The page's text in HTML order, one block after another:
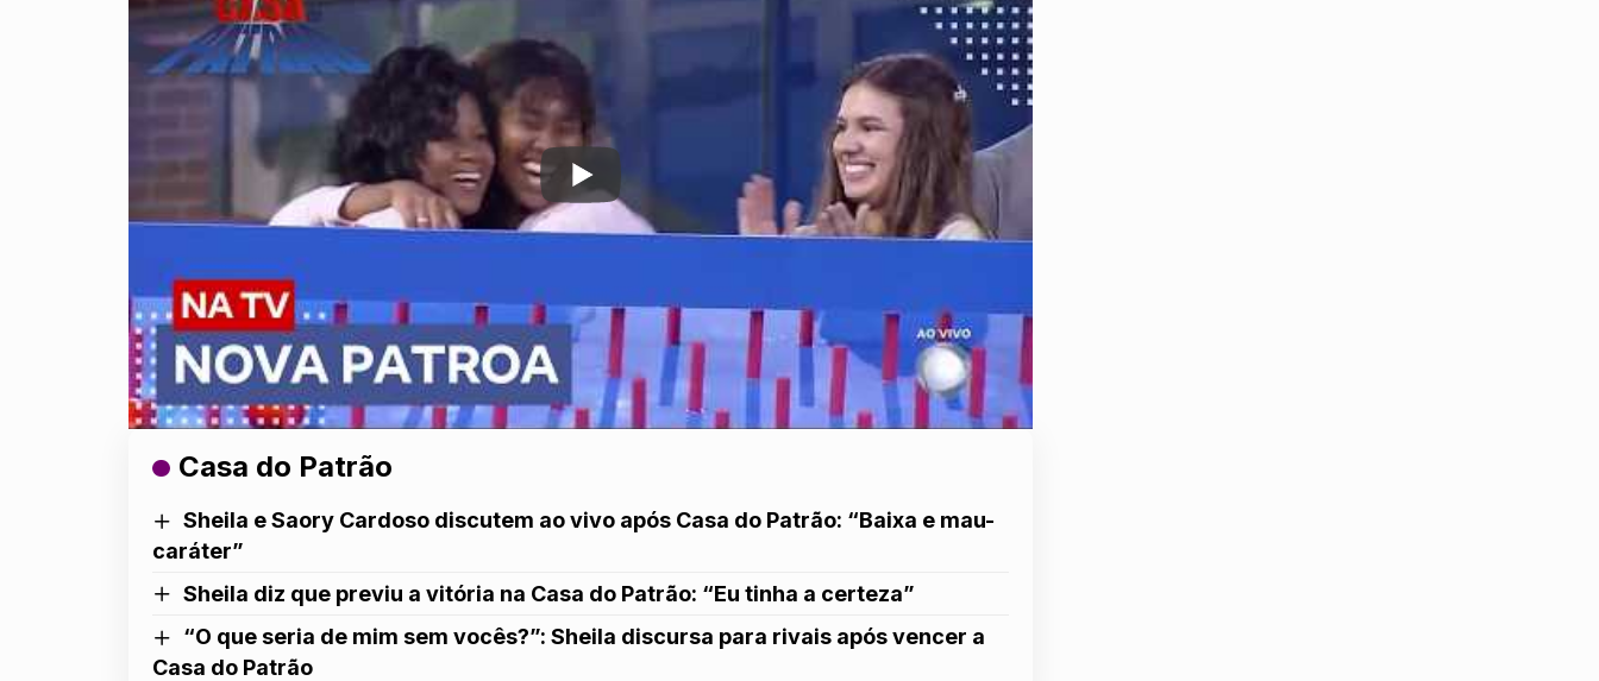
Casa do Patrão
Sheila e Saory Cardoso discutem ao vivo após Casa do Patrão: “Baixa e mau-
caráter”
Sheila diz que previu a vitória na Casa do Patrão: “Eu tinha a certeza”
“O que seria de mim sem vocês?”: Sheila discursa para rivais após vencer a
Casa do Patrão